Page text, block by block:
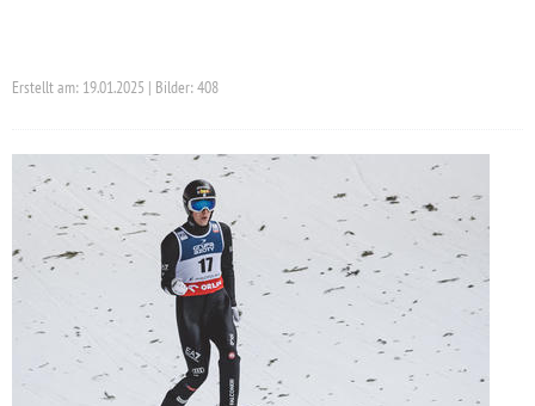
Erstellt am: 19.01.2025 | Bilder: 408